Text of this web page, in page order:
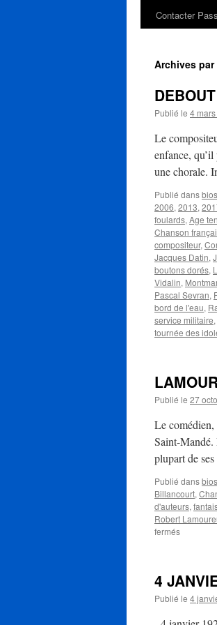
Contacter
Archives
Publié le 4
Le
enfance,
une chorale.
Publié dansbios
2006, 2013,
foulards, Age
Chanson
compositeur,
Jacques Datin,
boutons dorés,
Vidalin,
Pascal Sevran,
bord de l'eau,
service militaire,
tournée des
Publié le 27
Le
Saint-Mandé.
plupart de
Publié dansbios
Billancourt,
d'auteurs,
Robert
ferméssur
4
Publié le 4